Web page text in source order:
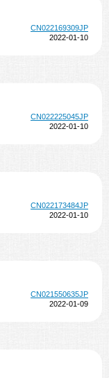
CN022169309JP
2022-01-10
CN022225045JP
2022-01-10
CN022173484JP
2022-01-10
CN021550635JP
2022-01-09